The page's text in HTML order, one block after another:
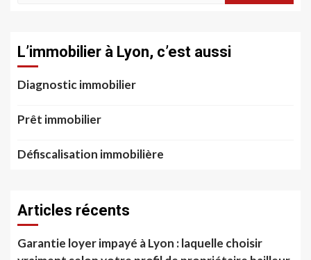
L’immobilier à Lyon, c’est aussi
Diagnostic immobilier
Prêt immobilier
Défiscalisation immobilière
Articles récents
Garantie loyer impayé à Lyon : laquelle choisir